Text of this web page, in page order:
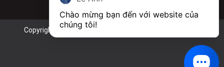
Copyright 2026 © Anton Music| Thiết kế bởi
Chào mừng bạn đến với website của
chúng tôi!